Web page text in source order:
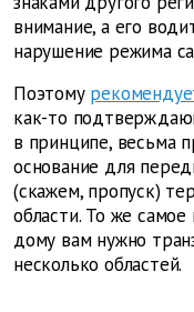
внимание, а его
нарушение режима
Поэтому
как-то
в принципе, весьма
основание для
(скажем, пропуск)
области. То же самое
дому вам нужно
несколько областей.